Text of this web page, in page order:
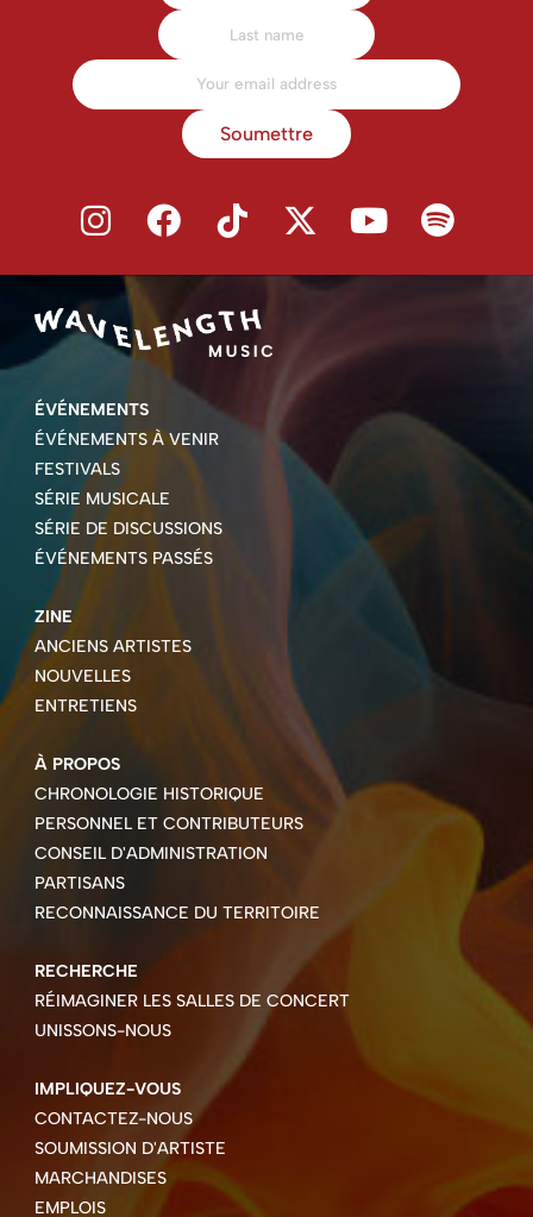
Soumettre
ÉVÉNEMENTS
ÉVÉNEMENTS À VENIR
FESTIVALS
SÉRIE MUSICALE
SÉRIE DE DISCUSSIONS
ÉVÉNEMENTS PASSÉS
ZINE
ANCIENS ARTISTES
NOUVELLES
ENTRETIENS
À PROPOS
CHRONOLOGIE HISTORIQUE
PERSONNEL ET CONTRIBUTEURS
CONSEIL D'ADMINISTRATION
PARTISANS
RECONNAISSANCE DU TERRITOIRE
RECHERCHE
RÉIMAGINER LES SALLES DE CONCERT
UNISSONS-NOUS
IMPLIQUEZ-VOUS
CONTACTEZ-NOUS
SOUMISSION D'ARTISTE
MARCHANDISES
EMPLOIS